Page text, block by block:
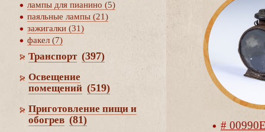
лампы для пианино (5)
паяльные лампы (21)
зажигалки (31)
факел (7)
Транспорт (397)
Освещение
помещений (519)
Приготовление пищи и
обогре (81) #